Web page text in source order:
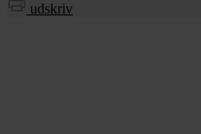
udskriv